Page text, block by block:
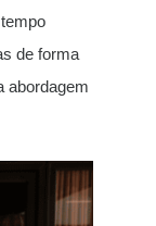
de forma
abordagem